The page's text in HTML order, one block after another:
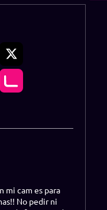
mi cam es para
No pedir ni